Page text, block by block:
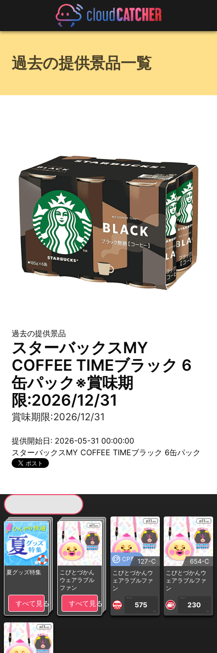
過去の提供景品一覧
過去の提供景品
スターバックスMY
COFFEE TIMEブラック 6
缶パック※賞味期
限:2026/12/31
賞味期限:2026/12/31
提供開始日: 2026-05-31 00:00:00
スターバックスMY COFFEE TIMEブラック 6缶パック
夏グッズ特集
すべて見る
こびとづかん
ウェアラブル
ファン
すべて見る
CP専用127-C
こびとづかんウ
ェアラブルファ
ン
1PLAY
575
CP
654-C
こびとづかんウ
ェアラブルファ
ン
1PLAY
230
CP